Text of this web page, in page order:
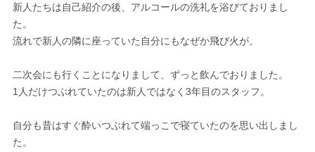
新人たちは自己紹介の後、アルコールの洗礼を浴びておりまし
た。
流れで新人の隣に座っていた自分にもなぜか飛び火が。
二次会にも行くことになりまして、ずっと飲んでおりました。
1人だけつぶれていたのは新人ではなく3年目のスタッフ。
自分も昔はすぐ酔いつぶれて端っこで寝ていたのを思い出しまし
た。